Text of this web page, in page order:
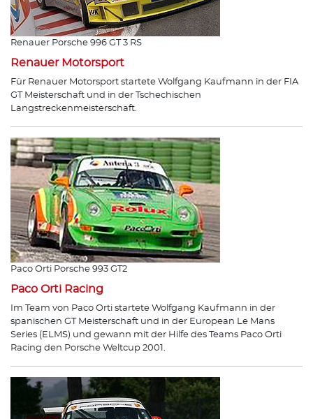
Renauer Porsche 996 GT 3 RS
Renauer Motorsport
Für Renauer Motorsport startete Wolfgang Kaufmann in der FIA
GT Meisterschaft und in der Tschechischen
Langstreckenmeisterschaft.
Paco Orti Porsche 993 GT2
Paco Orti Racing
Im Team von Paco Orti startete Wolfgang Kaufmann in der
spanischen GT Meisterschaft und in der European Le Mans
Series (ELMS) und gewann mit der Hilfe des Teams Paco Orti
Racing den Porsche Weltcup 2001.